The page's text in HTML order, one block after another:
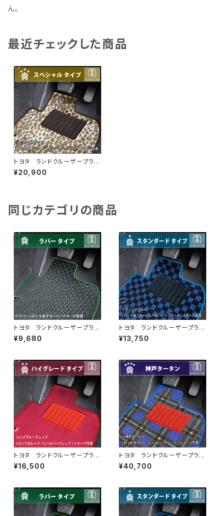
ん。
最近チェックした商品
トヨタ ランドクルーザープラ
ド H21/9〜 150系 5人乗
り フロアマット一式 カーマッ
¥20,900
同じカテゴリの商品
トヨタ ランドクルーザープラ
ド H21/9〜 150系 5人乗
り フロアマット一式 カーマッ
¥9,680
トヨタ ランドクルーザープラ
ド H21/9〜 150系 5人乗
り フロアマット一式 カーマッ
¥13,750
トヨタ ランドクルーザープラ
ド H21/9〜 150系 5人乗
り フロアマット一式 カーマッ
¥16,500
トヨタ ランドクルーザープラ
ド H21/9〜 150系 5人乗
り フロアマット一式 カーマッ
¥40,700